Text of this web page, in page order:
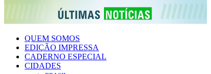
QUEM SOMOS
EDIÇÃO IMPRESSA
CADERNO ESPECIAL
CIDADES